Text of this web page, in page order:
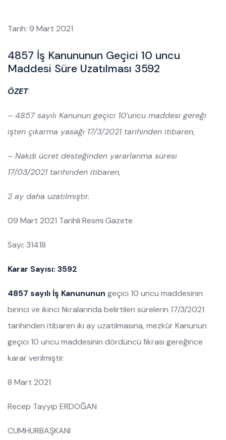
Tarih: 9 Mart 2021
4857 İş Kanununun Geçici 10 uncu
Maddesi Süre Uzatılması 3592
ÖZET:
– 4857 sayılı Kanunun geçici 10’uncu maddesi gereği
işten çıkarma yasağı 17/3/2021 tarihinden itibaren,
– Nakdi ücret desteğinden yararlanma süresi
17/03/2021 tarihinden itibaren,
2 ay daha uzatılmıştır.
09 Mart 2021 Tarihli Resmi Gazete
Sayı: 31418
Karar Sayısı: 3592
4857 sayılı İş Kanununun geçici 10 uncu maddesinin
birinci ve ikinci fıkralarında belirtilen sürelerin 17/3/2021
tarihinden itibaren iki ay uzatılmasına, mezkûr Kanunun
geçici 10 uncu maddesinin dördüncü fıkrası gereğince
karar verilmiştir.
8 Mart 2021
Recep Tayyip ERDOĞAN
CUMHURBAŞKANI